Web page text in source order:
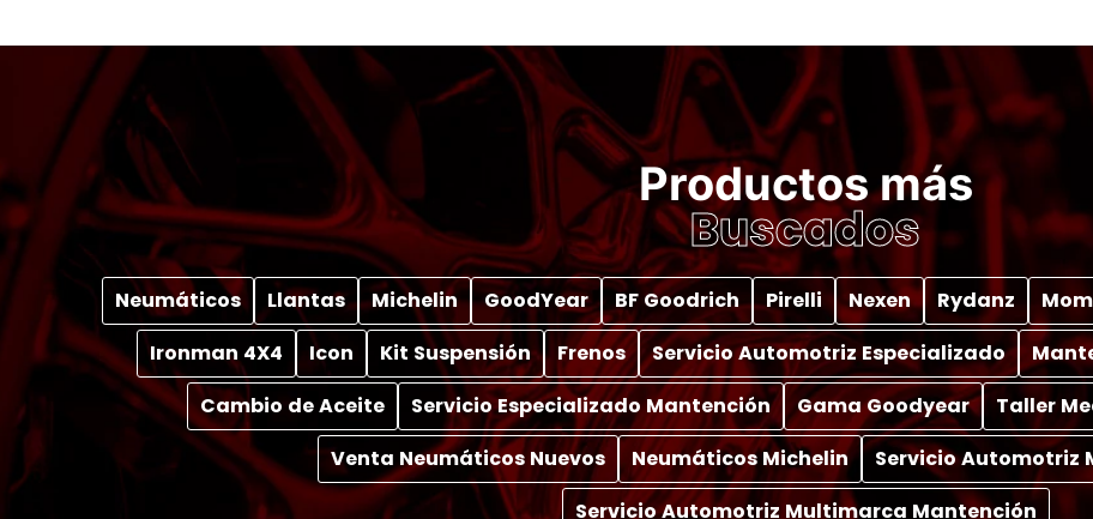
Productos más
Buscados
Neumáticos Llantas Michelin GoodYear BF Goodrich Pirelli Nexen Rydanz
Ironman 4X4
Icon Kit Suspensión Frenos Servicio Automotriz Especializado
Cambio de Aceite
Servicio Especializado Mantención Gama Goodyear
Taller
Venta Neumáticos Nuevos
Neumáticos Michelin
Servicio Automotriz
Servicio Automotriz Multimarca Mantención